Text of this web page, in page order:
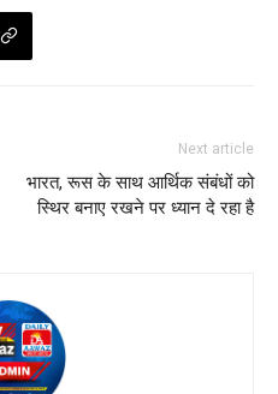
Next article
भारत, रूस के साथ आर्थिक संबंधों को
स्थिर बनाए रखने पर ध्यान दे रहा है